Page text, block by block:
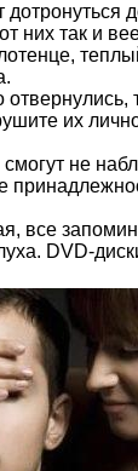
так и
их
не
все
DVD-